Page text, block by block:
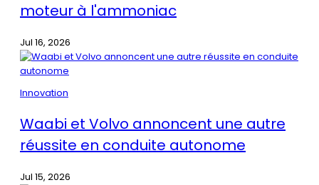
moteur à l'ammoniac
Jul 16, 2026
Innovation
Waabi et Volvo annoncent une autre
réussite en conduite autonome
Jul 15, 2026